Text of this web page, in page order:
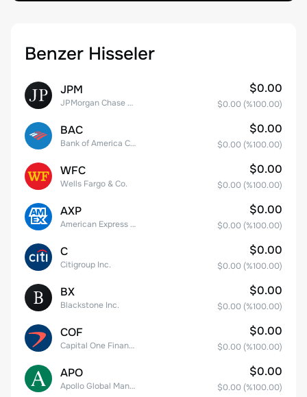
Benzer Hisseler
JPM
JPMorgan Chase & Co.
$0.00
$0.00 (%100.00)
BAC
Bank of America Corporation
$0.00
$0.00 (%100.00)
WFC
Wells Fargo & Co.
$0.00
$0.00 (%100.00)
AXP
American Express Company
$0.00
$0.00 (%100.00)
C
Citigroup Inc.
$0.00
$0.00 (%100.00)
BX
Blackstone Inc.
$0.00
$0.00 (%100.00)
COF
Capital One Financial
$0.00
$0.00 (%100.00)
APO
Apollo Global Management, Inc.
$0.00
$0.00 (%100.00)